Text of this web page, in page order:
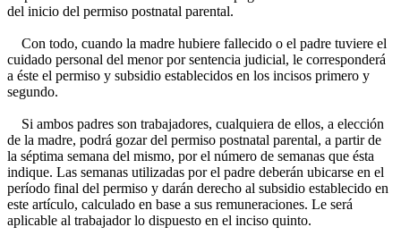
del inicio del permiso postnatal parental.
Con todo, cuando la madre hubiere fallecido o el padre tuviere el
cuidado personal del menor por sentencia judicial, le corresponderá
a éste el permiso y subsidio establecidos en los incisos primero y
segundo.
Si ambos padres son trabajadores, cualquiera de ellos, a elección
de la madre, podrá gozar del permiso postnatal parental, a partir de
la séptima semana del mismo, por el número de semanas que ésta
indique. Las semanas utilizadas por el padre deberán ubicarse en el
período final del permiso y darán derecho al subsidio establecido en
este artículo, calculado en base a sus remuneraciones. Le será
aplicable al trabajador lo dispuesto en el inciso quinto.